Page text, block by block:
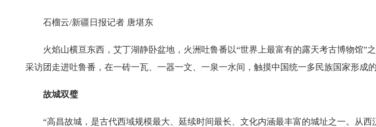
石榴云/新疆日报记者 唐堪东
火焰山横亘东西，艾丁湖静卧盆地，火洲吐鲁番以“世界上最富有的露天考古博物馆”
采访团走进吐鲁番，在一砖一瓦、一器一文、一泉一水间，触摸中国统一多民族国家形成
故城双璧
“高昌故城，是古代西域规模最大、延续时间最长、文化内涵最丰富的城址之一。从